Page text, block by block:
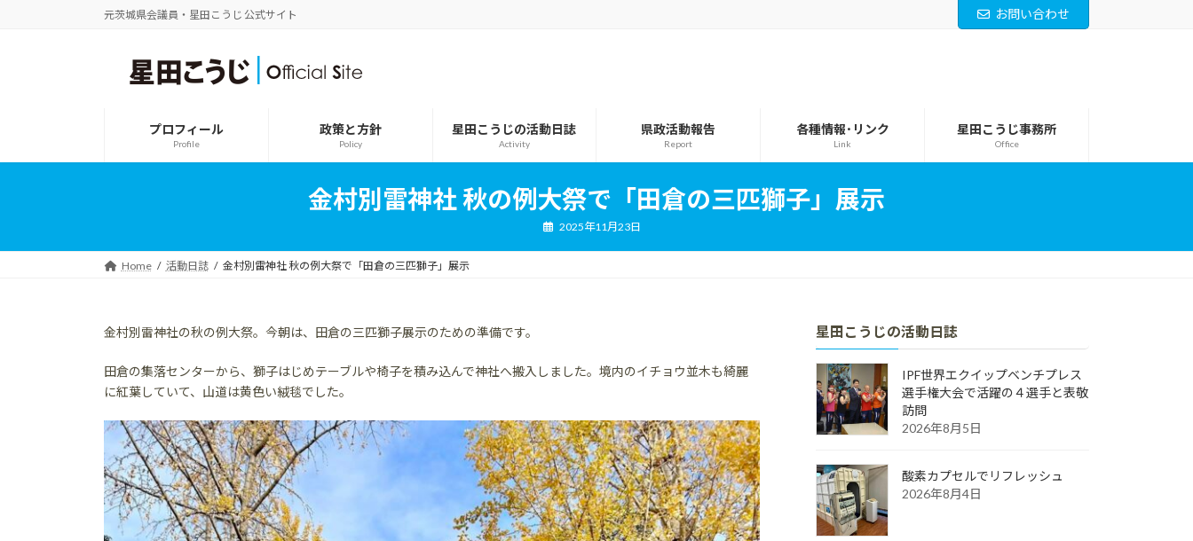
元茨城県会議員・星田こうじ 公式サイト お問い合わせ
プロフィール
Profile
政策と方針
Policy
星田こうじの活動日誌
Activity
県政活動報告
Report
各種情報･リンク
Link
星田こうじ事務所
Office
金村別雷神社 秋の例大祭で「田倉の三匹獅子」展示
2025年11月23日
Home 活動日誌 金村別雷神社 秋の例大祭で「田倉の三匹獅子」展示
金村別雷神社の秋の例大祭。今朝は、田倉の三匹獅子展示のための準備です。
田倉の集落センターから、獅子はじめテーブルや椅子を積み込んで神社へ搬入しました。境内のイチョウ並木も綺麗
に紅葉していて、山道は黄色い絨毯でした。
星田こうじの活動日誌
IPF世界エクイップベンチプレス
選手権大会で活躍の４選手と表敬
訪問
2026年8月5日
酸素カプセルでリフレッシュ
2026年8月4日